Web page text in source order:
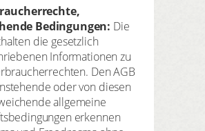
Bedingungen: Die
die gesetzlich
Informationen zu
Den AGB
oder von diesen
allgemeine
erkennen